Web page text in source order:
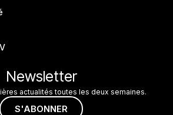
Newsletter
actualités toutes les deux semaines.
S'ABONNER